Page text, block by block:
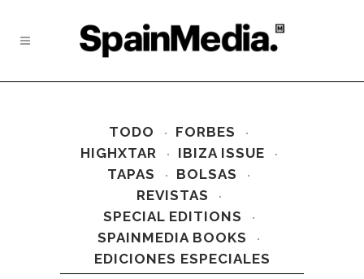
TODO
FORBES
HIGHXTAR
IBIZA ISSUE
TAPAS
BOLSAS
REVISTAS
SPECIAL EDITIONS
SPAINMEDIA BOOKS
EDICIONES ESPECIALES